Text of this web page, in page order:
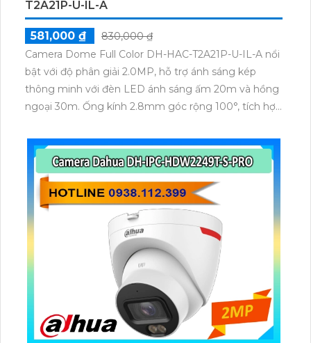
T2A21P-U-IL-A
581,000 ₫
830,000 ₫
Camera Dome Full Color DH-HAC-T2A21P-U-IL-A nổi
bật với độ phân giải 2.0MP, hỗ trợ ánh sáng kép
thông minh với đèn LED ánh sáng ấm 20m và hồng
ngoại 30m. Ống kính 2.8mm góc rộng 100°, tích hợp
chuyển chế độ nhanh, vỏ nhựa dễ tháo lắp.